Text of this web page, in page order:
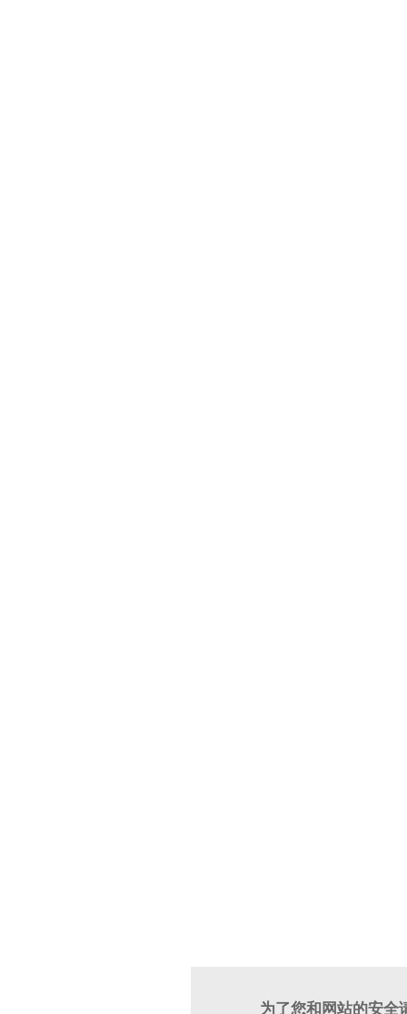
为了您和网站的安全